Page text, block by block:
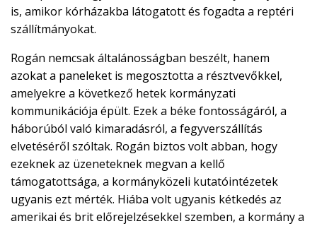
is, amikor kórházakba látogatott és fogadta a reptéri
szállítmányokat.
Rogán nemcsak általánosságban beszélt, hanem
azokat a paneleket is megosztotta a résztvevőkkel,
amelyekre a következő hetek kormányzati
kommunikációja épült. Ezek a béke fontosságáról, a
háborúból való kimaradásról, a fegyverszállítás
elvetéséről szóltak. Rogán biztos volt abban, hogy
ezeknek az üzeneteknek megvan a kellő
támogatottsága, a kormányközeli kutatóintézetek
ugyanis ezt mérték. Hiába volt ugyanis kétkedés az
amerikai és brit előrejelzésekkel szemben, a kormány a